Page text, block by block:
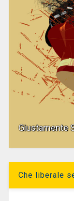
Giustamente
Che liberale